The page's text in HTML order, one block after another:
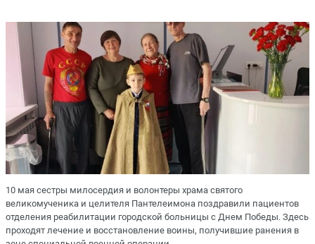
10 мая сестры милосердия и волонтеры храма святого
великомученика и целителя Пантелеимона поздравили пациентов
отделения реабилитации городской больницы с Днем Победы. Здесь
проходят лечение и восстановление воины, получившие ранения в